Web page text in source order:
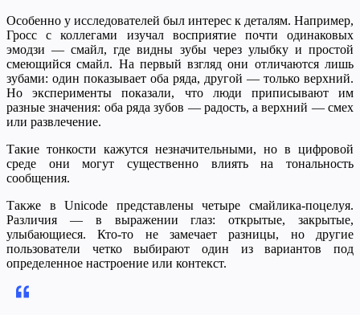
Особенно у исследователей был интерес к деталям. Например,
Гросс с коллегами изучал восприятие почти одинаковых
эмодзи — смайл, где видны зубы через улыбку и простой
смеющийся смайл. На первый взгляд они отличаются лишь
зубами: один показывает оба ряда, другой — только верхний.
Но эксперименты показали, что люди приписывают им
разные значения: оба ряда зубов — радость, а верхний — смех
или развлечение.
Такие тонкости кажутся незначительными, но в цифровой
среде они могут существенно влиять на тональность
сообщения.
Также в Unicode представлены четыре смайлика-поцелуя.
Различия — в выражении глаз: открытые, закрытые,
улыбающиеся. Кто-то не замечает разницы, но другие
пользователи четко выбирают один из вариантов под
определенное настроение или контекст.